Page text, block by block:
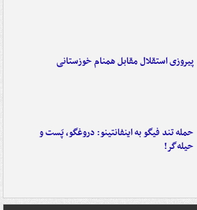
پیروزی استقلال مقابل همنام خوزستانی
حمله تند فیگو به اینفانتینو: دروغگو، پَست‌ و
حیله‌گر!